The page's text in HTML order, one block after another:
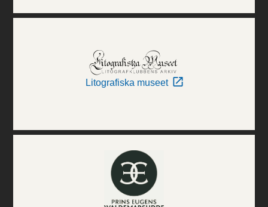
Litografiska museet